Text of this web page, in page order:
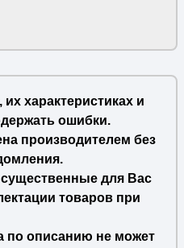
характеристиках и
ошибки.
производителем без
существенные для Вас
товаров при
по описанию не может